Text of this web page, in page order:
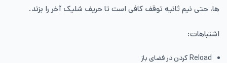
ها، حتی نیم ثانیه توقف کافی است تا حریف شلیک آخر را بزند.
اشتباهات:
Reload کردن در فضای باز